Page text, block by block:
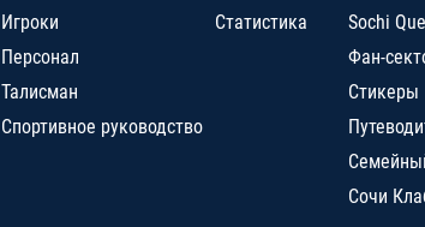
Игроки
Персонал
Талисман
Спортивное руководство
Статистика
Sochi
Фан-
Стикеры
Сочи